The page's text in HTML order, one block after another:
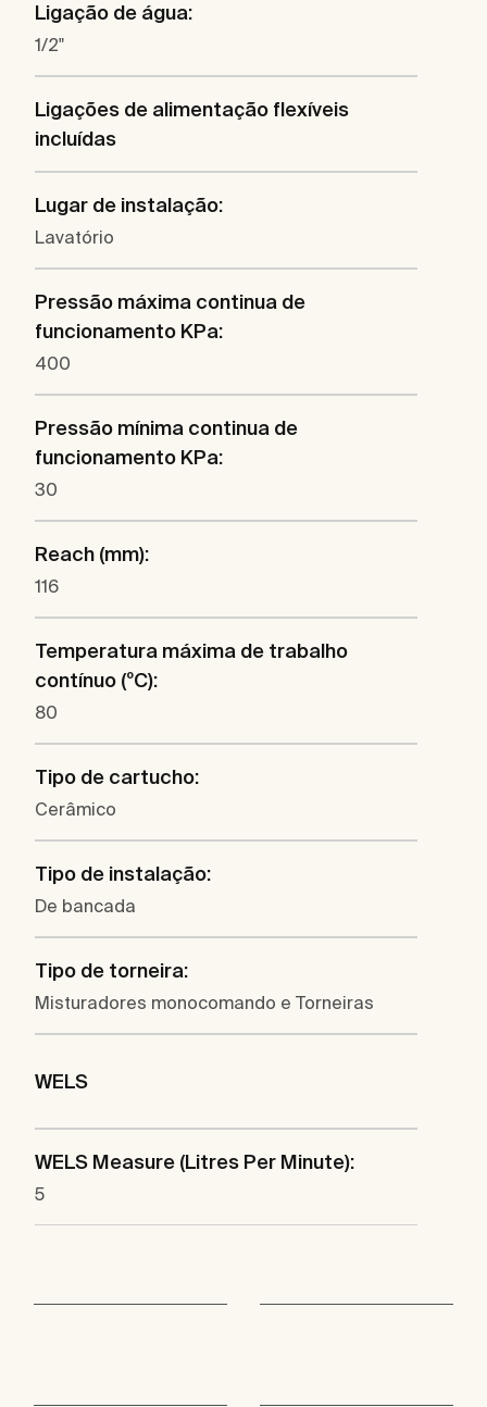
Ligação de água:
1/2"
Ligações de alimentação flexíveis
incluídas
Lugar de instalação:
Lavatório
Pressão máxima continua de
funcionamento KPa:
400
Pressão mínima continua de
funcionamento KPa:
30
Reach (mm):
116
Temperatura máxima de trabalho
contínuo (ºC):
80
Tipo de cartucho:
Cerâmico
Tipo de instalação:
De bancada
Tipo de torneira:
Misturadores monocomando e Torneiras
WELS
WELS Measure (Litres Per Minute):
5